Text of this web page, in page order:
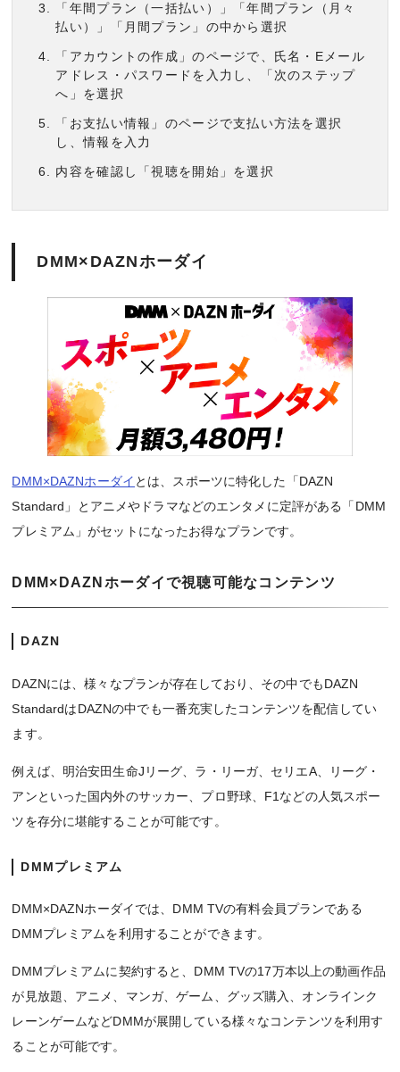
「年間プラン（一括払い）」「年間プラン（月々
払い）」「月間プラン」の中から選択
「アカウントの作成」のページで、氏名・Eメール
アドレス・パスワードを入力し、「次のステップ
へ」を選択
「お支払い情報」のページで支払い方法を選択
し、情報を入力
内容を確認し「視聴を開始」を選択
DMM×DAZNホーダイ
DMM×DAZNホーダイ とは、スポーツに特化した「DAZN
Standard」とアニメやドラマなどのエンタメに定評がある「DMM
プレミアム」がセットになったお得なプランです。
DMM×DAZNホーダイで視聴可能なコンテンツ
DAZN
DAZNには、様々なプランが存在しており、その中でもDAZN
StandardはDAZNの中でも一番充実したコンテンツを配信してい
ます。
例えば、明治安田生命Jリーグ、ラ・リーガ、セリエA、リーグ・
アンといった国内外のサッカー、プロ野球、F1などの人気スポー
ツを存分に堪能することが可能です。
DMMプレミアム
DMM×DAZNホーダイでは、DMM TVの有料会員プランである
DMMプレミアムを利用することができます。
DMMプレミアムに契約すると、DMM TVの17万本以上の動画作品
が見放題、アニメ、マンガ、ゲーム、グッズ購入、オンラインク
レーンゲームなどDMMが展開している様々なコンテンツを利用す
ることが可能です。